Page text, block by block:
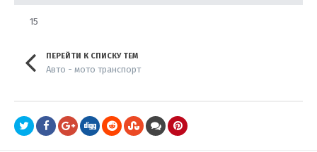
15
ПЕРЕЙТИ К СПИСКУ ТЕМ
Авто - мото транспорт